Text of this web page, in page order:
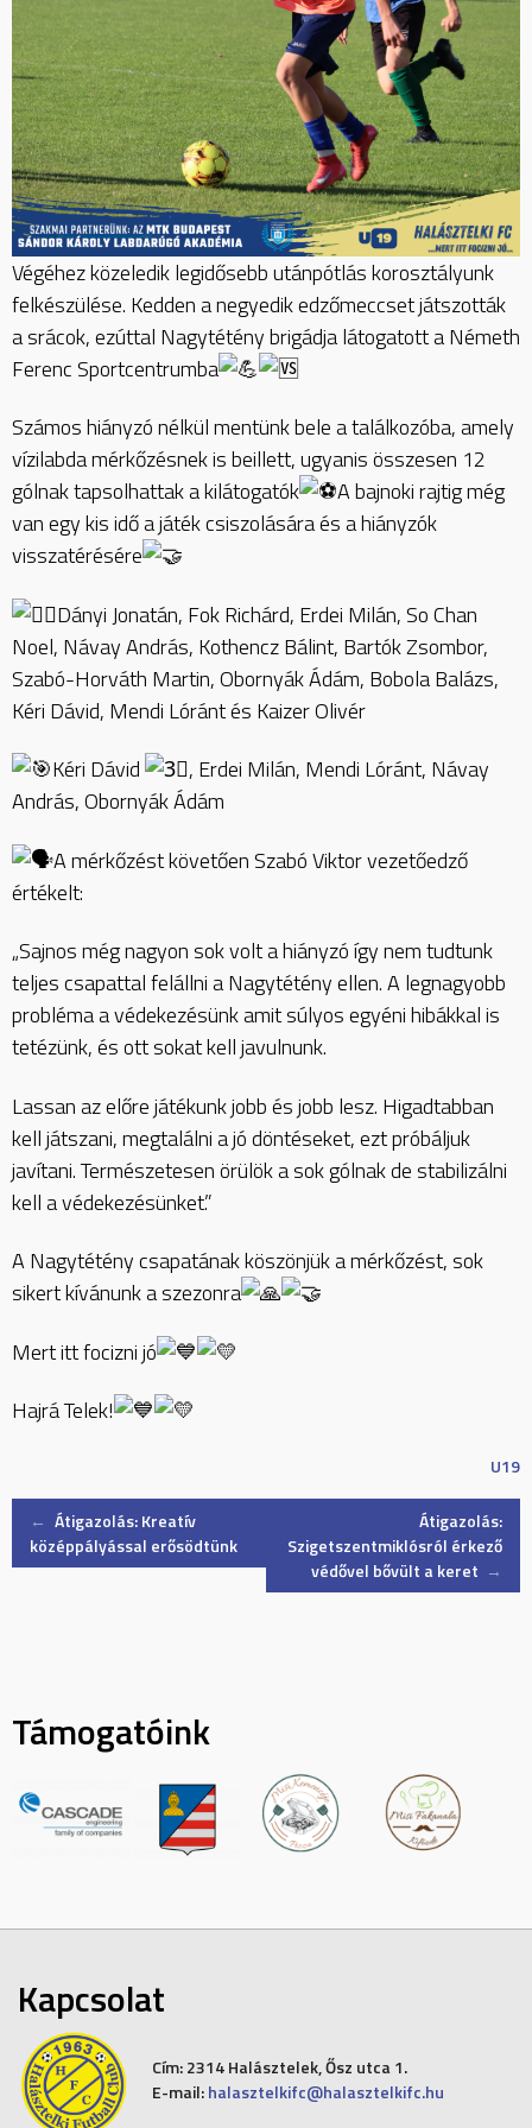
Végéhez közeledik legidősebb utánpótlás korosztályunk
felkészülése. Kedden a negyedik edzőmeccset játszották
a srácok, ezúttal Nagytétény brigádja látogatott a Németh
Ferenc Sportcentrumba
Számos hiányzó nélkül mentünk bele a találkozóba, amely
vízilabda mérkőzésnek is beillett, ugyanis összesen 12
gólnak tapsolhattak a kilátogatók
A bajnoki rajtig még
van egy kis idő a játék csiszolására és a hiányzók
visszatérésére
Dányi Jonatán, Fok Richárd, Erdei Milán, So Chan
Noel, Návay András, Kothencz Bálint, Bartók Zsombor,
Szabó-Horváth Martin, Obornyák Ádám, Bobola Balázs,
Kéri Dávid, Mendi Lóránt és Kaizer Olivér
Kéri Dávid
, Erdei Milán, Mendi Lóránt, Návay
András, Obornyák Ádám
A mérkőzést követően Szabó Viktor vezetőedző
értékelt:
„Sajnos még nagyon sok volt a hiányzó így nem tudtunk
teljes csapattal felállni a Nagytétény ellen. A legnagyobb
probléma a védekezésünk amit súlyos egyéni hibákkal is
tetézünk, és ott sokat kell javulnunk.
Lassan az előre játékunk jobb és jobb lesz. Higadtabban
kell játszani, megtalálni a jó döntéseket, ezt próbáljuk
javítani. Természetesen örülök a sok gólnak de stabilizálni
kell a védekezésünket.”
A Nagytétény csapatának köszönjük a mérkőzést, sok
sikert kívánunk a szezonra
Mert itt focizni jó
Hajrá Telek!
U19
Post
← Átigazolás: Kreatív
középpályással erősödtünk
Átigazolás:
Szigetszentmiklósról érkező
védővel bővült a keret →
Támogatóink
Kapcsolat
Cím:2314 Halásztelek, Ősz utca 1.
E-mail: halasztelkifc@halasztelkifc.hu